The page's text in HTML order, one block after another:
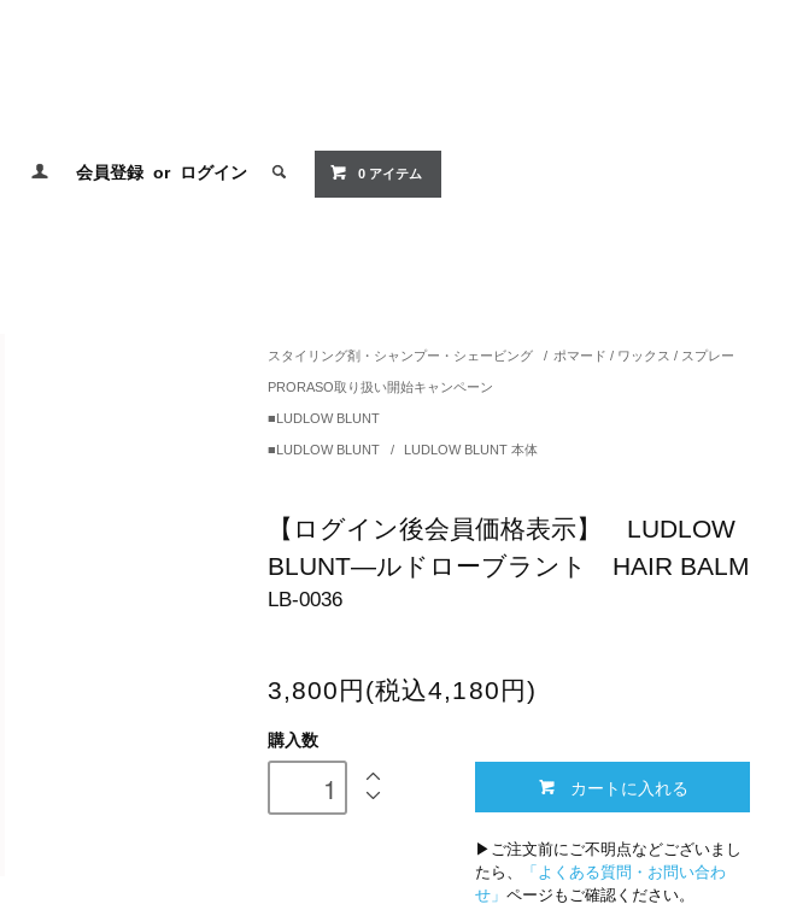
会員登録 or ログイン 0 アイテム
スタイリング剤・シャンプー・シェービング / ポマード / ワックス / スプレー
PRORASO取り扱い開始キャンペーン
■LUDLOW BLUNT
■LUDLOW BLUNT / LUDLOW BLUNT 本体
【ログイン後会員価格表示】 LUDLOW
BLUNT―ルドローブラント HAIR BALM
LB-0036
3,800円(税込4,180円)
購入数
カートに入れる
▶ご注文前にご不明点などございまし
たら、
「よくある質問・お問い合わ
せ」ページもご確認ください。